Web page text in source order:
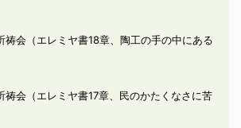
祷会（エレミヤ書18章、陶工の手の中にある
祷会（エレミヤ書17章、民のかたくなさに苦